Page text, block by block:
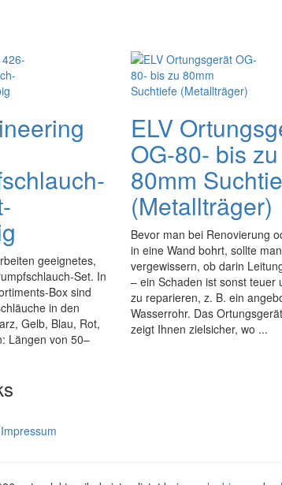
geeignetes,
Set. In
Box sind
in den
Gelb, Blau, Rot,
Längen von 50–
ELV
OG-80- bis zu
80mm
(Metallträger)
Bevor man bei Renovierung
in eine Wand bohrt, sollte
vergewissern, ob darin
– ein Schaden ist sonst teuer
zu reparieren, z. B. ein
Wasserrohr. Das
zeigt Ihnen zielsicher, wo ...